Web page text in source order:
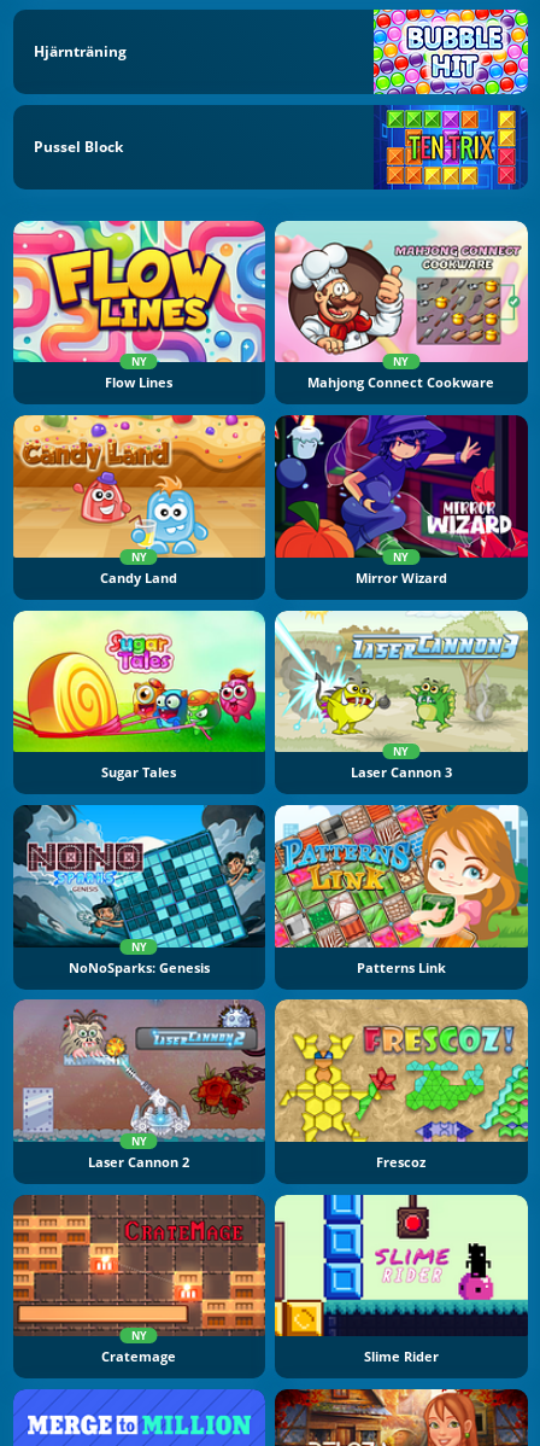
Hjärnträning
Pussel Block
NY
Flow Lines
NY
Mahjong Connect Cookware
NY
Candy Land
NY
Mirror Wizard
Sugar Tales
NY
Laser Cannon 3
NY
NoNoSparks: Genesis Patterns Link
NY
Laser Cannon 2 Frescoz
NY
Cratemage Slime Rider